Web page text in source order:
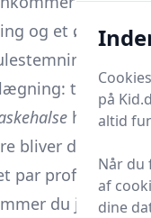
og et øje på
- ikke
tryk, post
hos både
bliver
par
du
på
altid
Når du
af
dine